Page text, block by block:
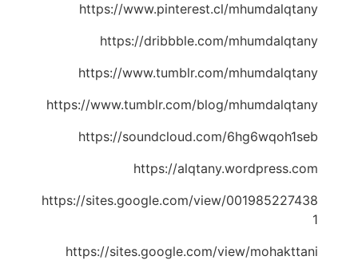
https://www.pinterest.cl/mhumdalqtany
https://dribbble.com/mhumdalqtany
https://www.tumblr.com/mhumdalqtany
https://www.tumblr.com/blog/mhumdalqtany
https://soundcloud.com/6hg6wqoh1seb
https://alqtany.wordpress.com
https://sites.google.com/view/001985227438
1
https://sites.google.com/view/mohakttani